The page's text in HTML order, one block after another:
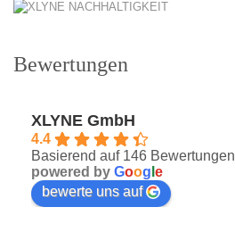
Bewertungen
XLYNE GmbH
4.4
Basierend auf 146 Bewertungen
powered by Goog e
bewerte uns auf